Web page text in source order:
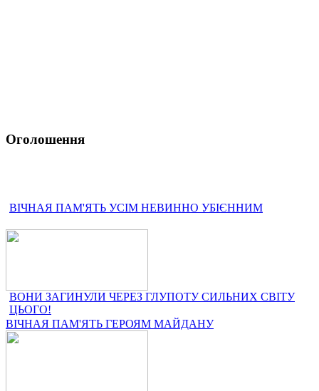
Оголошення
ВІЧНАЯ ПАМ'ЯТЬ УСІМ НЕВИННО УБІЄННИМ
ВОНИ ЗАГИНУЛИ ЧЕРЕЗ ГЛУПОТУ СИЛЬНИХ СВІТУ
ЦЬОГО!
ВІЧНАЯ ПАМ'ЯТЬ ГЕРОЯМ МАЙДАНУ